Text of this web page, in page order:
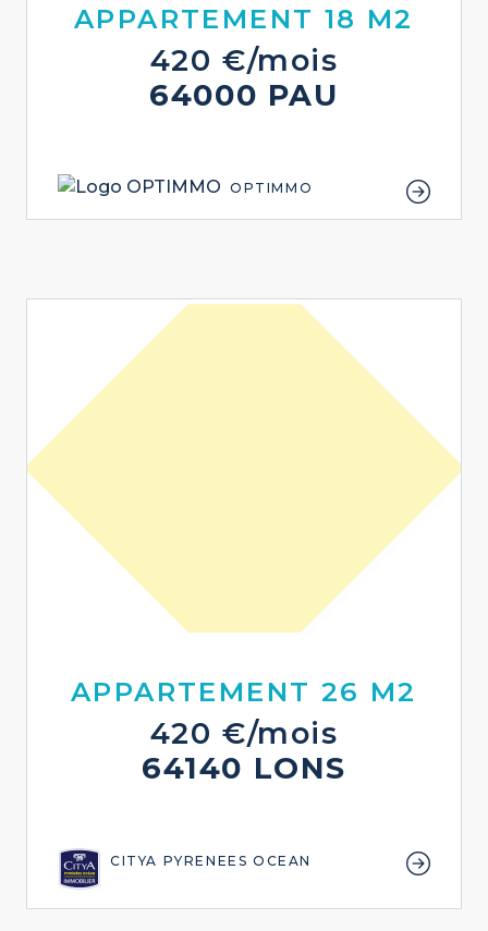
APPARTEMENT 18 M2
420 €/mois
64000 PAU
OPTIMMO
APPARTEMENT 26 M2
420 €/mois
64140 LONS
CITYA PYRENEES OCEAN